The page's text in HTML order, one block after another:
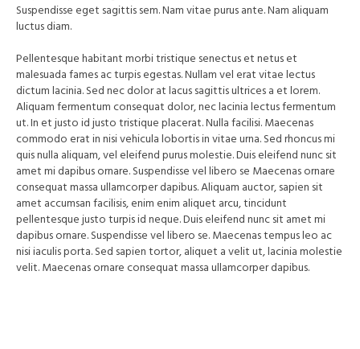
Suspendisse eget sagittis sem. Nam vitae purus ante. Nam aliquam
luctus diam.
Pellentesque habitant morbi tristique senectus et netus et
malesuada fames ac turpis egestas. Nullam vel erat vitae lectus
dictum lacinia. Sed nec dolor at lacus sagittis ultrices a et lorem.
Aliquam fermentum consequat dolor, nec lacinia lectus fermentum
ut. In et justo id justo tristique placerat. Nulla facilisi. Maecenas
commodo erat in nisi vehicula lobortis in vitae urna. Sed rhoncus mi
quis nulla aliquam, vel eleifend purus molestie. Duis eleifend nunc sit
amet mi dapibus ornare. Suspendisse vel libero se Maecenas ornare
consequat massa ullamcorper dapibus. Aliquam auctor, sapien sit
amet accumsan facilisis, enim enim aliquet arcu, tincidunt
pellentesque justo turpis id neque. Duis eleifend nunc sit amet mi
dapibus ornare. Suspendisse vel libero se. Maecenas tempus leo ac
nisi iaculis porta. Sed sapien tortor, aliquet a velit ut, lacinia molestie
velit. Maecenas ornare consequat massa ullamcorper dapibus.